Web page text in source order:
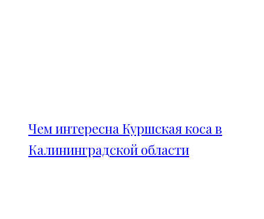
Чем интересна Куршская коса в
Калининградской области